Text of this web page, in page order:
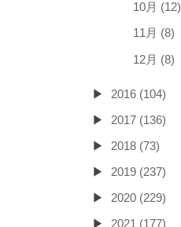
10月 (12)
11月 (8)
12月 (8)
2016 (104)
2017 (136)
2018 (73)
2019 (237)
2020 (229)
2021 (177)